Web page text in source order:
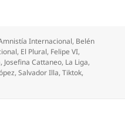
Internacional, Belén
, El Plural, Felipe VI,
, Josefina Cattaneo, La Liga,
,Salvador Illa,Tiktok,